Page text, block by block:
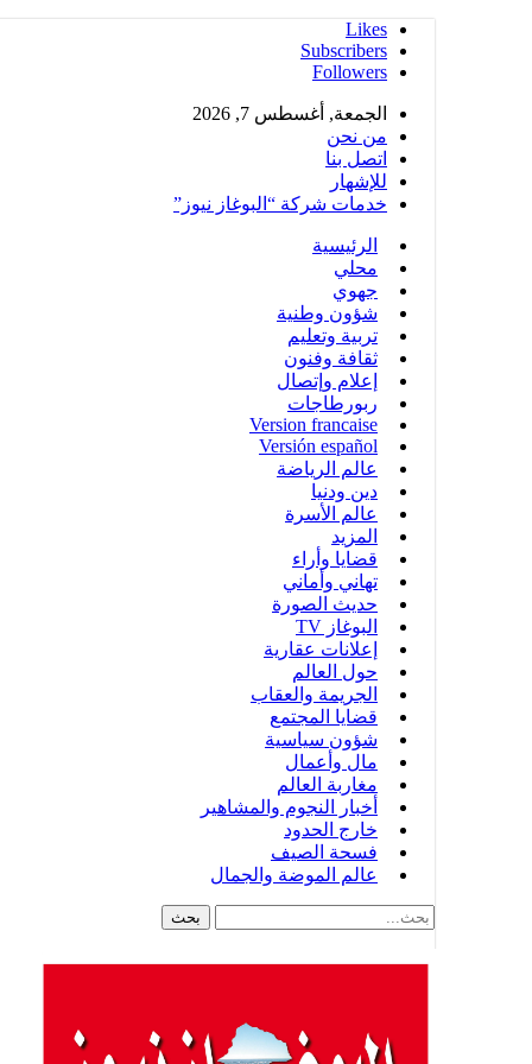
Likes
Subscribers
Followers
الجمعة, أغسطس 7, 2026
من نحن
اتصل بنا
للإشهار
خدمات شركة “البوغاز نيوز”
الرئيسية
محلي
جهوي
شؤون وطنية
تربية وتعليم
ثقافة وفنون
إعلام وإتصال
ربورطاجات
Version francaise
Versión español
عالم الرياضة
دين ودنيا
عالم الأسرة
المزيد
قضايا وأراء
تهاني وأماني
حديث الصورة
البوغاز TV
إعلانات عقارية
حول العالم
الجريمة والعقاب
قضايا المجتمع
شؤون سياسية
مال وأعمال
مغاربة العالم
أخبار النجوم والمشاهير
خارج الحدود
فسحة الصيف
عالم الموضة والجمال